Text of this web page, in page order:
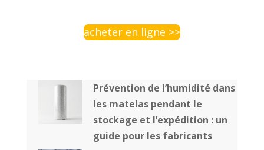
acheter en ligne >>
Prévention de l’humidité dans
les matelas pendant le
stockage et l’expédition : un
guide pour les fabricants